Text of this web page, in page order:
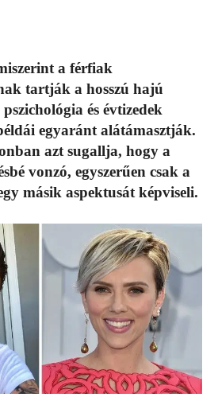
a férfiak
tartják a hosszú hajú
és évtizedek
egyaránt alátámasztják.
azt sugallja, hogy a
vonzó, egyszerűen csak a
másik aspektusát képviseli.